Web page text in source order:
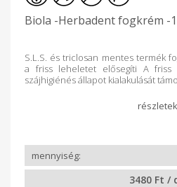
Biola -Herbadent fogkrém -
S.L.S. és triclosan mentes termék
a friss leheletet elősegíti A friss
szájhigiénés állapot kialakulását
regenerálódását segíti.
és mérsékelheti a fogkő
szájüreget a fogmosást
pálmaolaj mentes, SLS mentes,
Vegán termék Kiszerelés: 100 ml
3480 Ft /